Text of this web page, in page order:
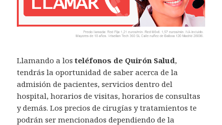
Llamando a losteléfonos de Quirón Salud,
tendrás la oportunidad de saber acerca de la
admisión de pacientes, servicios dentro del
hospital, horarios de visitas, horarios de consultas
y demás. Los precios de cirugías y tratamientos te
podrán ser mencionados dependiendo de la